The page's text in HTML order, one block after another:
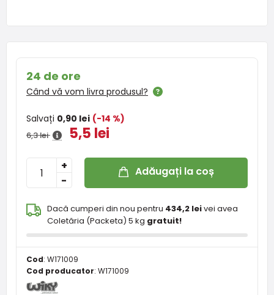
24 de ore
Când vă vom livra produsul?
Salvați 0,90 lei (-14 %)
6,3 lei 5,5 lei
-
+ Adăugați la coș
Dacă cumperi din nou pentru 434,2 leivei avea
Coletăria (Packeta) 5 kg gratuit!
Cod: W171009
Cod producator: W171009